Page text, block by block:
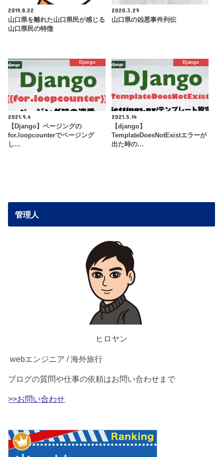
2019.8.22
山口県を離れた山口県民が感じる
山口県民の特徴
2020.3.29
山口県の凶悪事件列伝
Django
2021.9.4
【Django】ページングの
for.loopcounterでページング
し…
Django
2021.5.14
【django】
TemplateDoesNotExistエラーが
出た時の…
管理人
ヒロヤン
webエンジニア / 海外旅行
ブログの質問や仕事の依頼はお問い合わせまで
>>お問い合わせ